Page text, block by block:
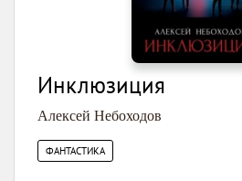
Инклюзиция
Алексей Небоходов
ФАНТАСТИКА